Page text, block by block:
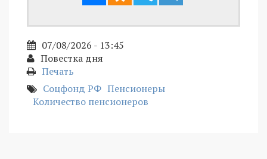
07/08/2026 - 13:45
Повестка дня
Печать
Соцфонд РФ Пенсионеры
Количество пенсионеров